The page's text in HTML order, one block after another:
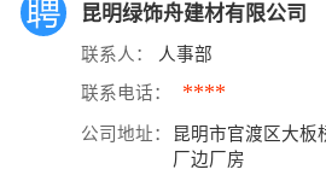
昆明绿饰舟建材有限公司
联系人： 人事部
联系电话： ****
公司地址：
昆明市官渡区大板
厂边厂房